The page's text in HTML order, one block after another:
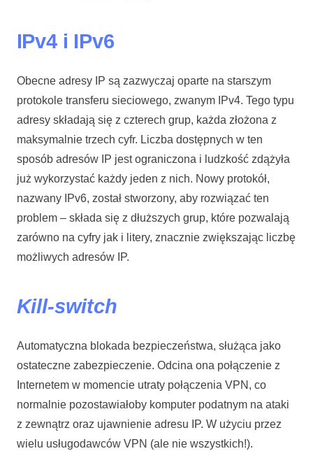
IPv4 i IPv6
Obecne adresy IP są zazwyczaj oparte na starszym
protokole transferu sieciowego, zwanym IPv4. Tego typu
adresy składają się z czterech grup, każda złożona z
maksymalnie trzech cyfr. Liczba dostępnych w ten
sposób adresów IP jest ograniczona i ludzkość zdążyła
już wykorzystać każdy jeden z nich. Nowy protokół,
nazwany IPv6, został stworzony, aby rozwiązać ten
problem – składa się z dłuższych grup, które pozwalają
zarówno na cyfry jak i litery, znacznie zwiększając liczbę
możliwych adresów IP.
Kill-switch
Automatyczna blokada bezpieczeństwa, służąca jako
ostateczne zabezpieczenie. Odcina ona połączenie z
Internetem w momencie utraty połączenia VPN, co
normalnie pozostawiałoby komputer podatnym na ataki
z zewnątrz oraz ujawnienie adresu IP. W użyciu przez
wielu usługodawców VPN (ale nie wszystkich!).